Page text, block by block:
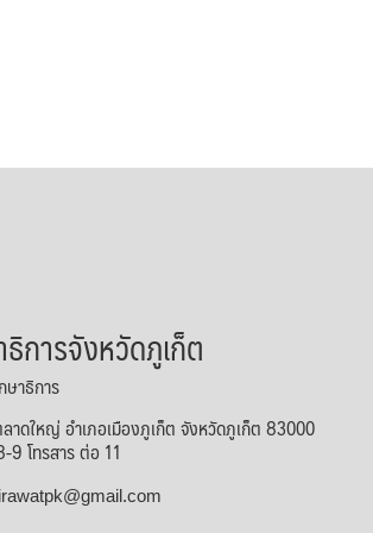
การจังหวัดภูเก็ต
าธิการ
ดใหญ่ อำเภอเมืองภูเก็ต จังหวัดภูเก็ต 83000
โทรสาร ต่อ 11